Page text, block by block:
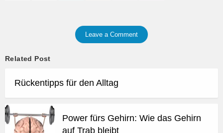
Leave a Comment
Related Post
Rückentipps für den Alltag
Power fürs Gehirn: Wie das Gehirn
auf Trab bleibt